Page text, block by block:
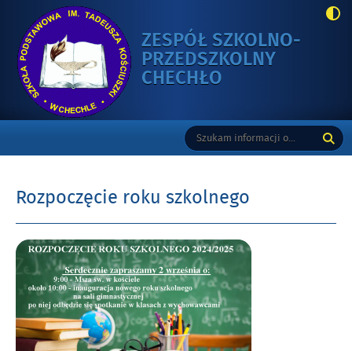
ZESPÓŁ SZKOLNO-
PRZEDSZKOLNY
CHECHŁO
ROKU
SZKOLNEGO
Wyszukiwarka
Tutaj
wpisz
szukaną
Rozpoczęcie roku szkolnego
Opublikowano
dniu